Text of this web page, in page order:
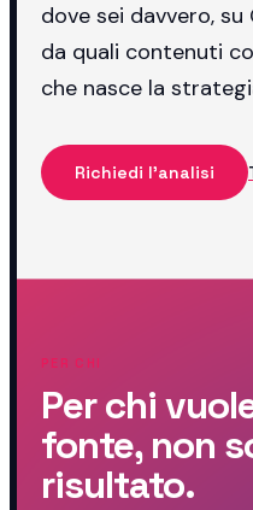
dove sei davvero,
da quali contenuti
che nasce la
Richiedi l'analisi
PER CHI
Per chi
fonte, non
risultato.